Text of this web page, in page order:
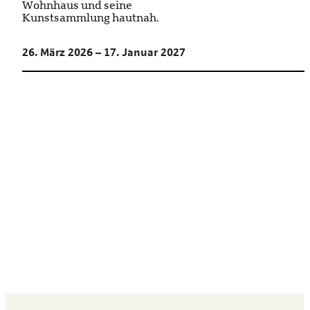
Wohnhaus und seine
Kunstsammlung hautnah.
26. März 2026 – 17. Januar 2027